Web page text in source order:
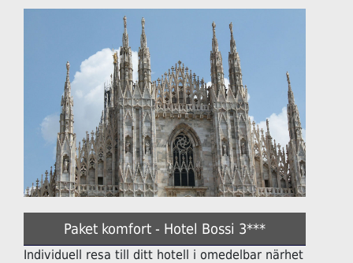
Paket komfort - Hotel Bossi 3***
Individuell resa till ditt hotell i omedelbar närhet